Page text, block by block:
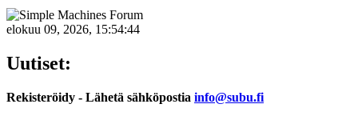
elokuu 09, 2026, 15:54:44
Uutiset:
Rekisteröidy - Lähetä sähköpostia info@subu.fi